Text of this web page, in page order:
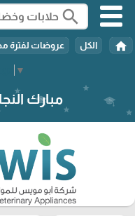
▼
search
home الكل عروضات لفترة
مبارك